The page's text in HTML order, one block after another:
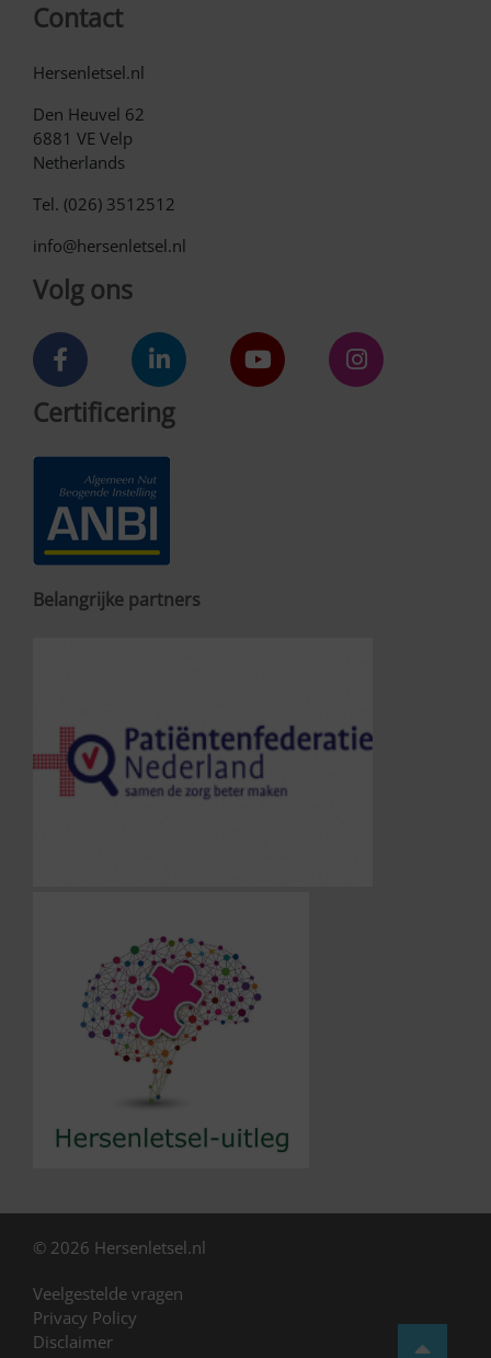
Contact
Hersenletsel.nl
Den Heuvel 62
6881 VE Velp
Netherlands
Tel. (026) 3512512
info@hersenletsel.nl
Volg ons
Certificering
Belangrijke partners
© 2026 Hersenletsel.nl
Veelgestelde vragen
Privacy Policy
Disclaimer